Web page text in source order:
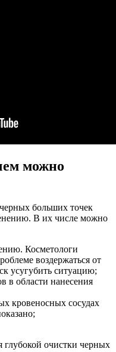
можно
больших точек
В их числе можно
Косметологи
воздержаться от
усугубить ситуацию;
в области нанесения
кровеносных сосудах
глубокой очистки черных